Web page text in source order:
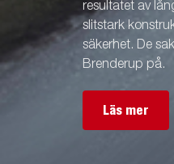
resultatet av
slitstark
säkerhet. De
Brenderup på.
Läs mer